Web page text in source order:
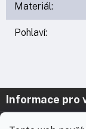
Materiál:
Pohlaví:
Z
p
Informace pro
Prodejna